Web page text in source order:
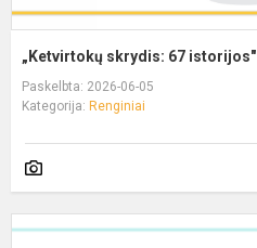
„Ketvirtokų skrydis: 67 istorijos"
Paskelbta: 2026-06-05
Kategorija: Renginiai